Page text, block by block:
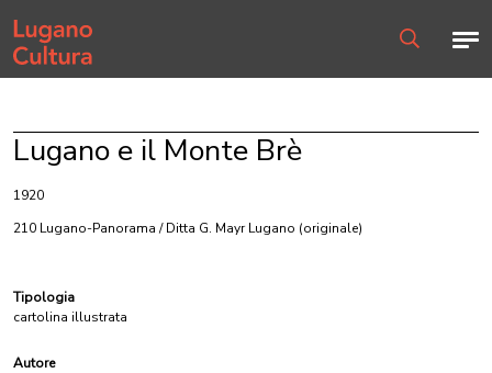
Home page
Lugano e il Monte Brè
1920
210 Lugano-Panorama / Ditta G. Mayr Lugano (originale)
Tipologia
cartolina illustrata
Autore